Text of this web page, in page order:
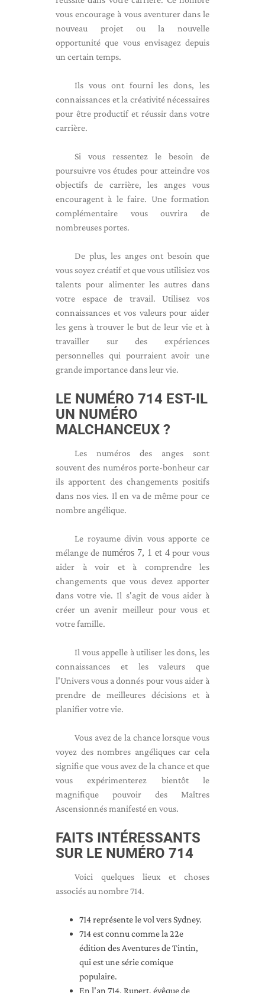
vous encourage à vous aventurer dans le
nouveau projet ou la nouvelle
opportunité que vous envisagez depuis
un certain temps.
Ils vous ont fourni les dons, les
connaissances et la créativité nécessaires
pour être productif et réussir dans votre
carrière.
Si vous ressentez le besoin de
poursuivre vos études pour atteindre vos
objectifs de carrière, les anges vous
encouragent à le faire. Une formation
complémentaire vous ouvrira de
nombreuses portes.
De plus, les anges ont besoin que
vous soyez créatif et que vous utilisiez vos
talents pour alimenter les autres dans
votre espace de travail. Utilisez vos
connaissances et vos valeurs pour aider
les gens à trouver le but de leur vie et à
travailler sur des expériences
personnelles qui pourraient avoir une
grande importance dans leur vie.
LE NUMÉRO 714 EST-IL
UN NUMÉRO
MALCHANCEUX ?
Les numéros des anges sont
souvent des numéros porte-bonheur car
ils apportent des changements positifs
dans nos vies. Il en va de même pour ce
nombre angélique.
Le royaume divin vous apporte ce
mélange de numéros 7, 1 et 4pour vous
aider à voir et à comprendre les
changements que vous devez apporter
dans votre vie. Il s'agit de vous aider à
créer un avenir meilleur pour vous et
votre famille.
Il vous appelle à utiliser les dons, les
connaissances et les valeurs que
l'Univers vous a donnés pour vous aider à
prendre de meilleures décisions et à
planifier votre vie.
Vous avez de la chance lorsque vous
voyez des nombres angéliques car cela
signifie que vous avez de la chance et que
vous expérimenterez bientôt le
magnifique pouvoir des Maîtres
Ascensionnés manifesté en vous.
FAITS INTÉRESSANTS
SUR LE NUMÉRO 714
Voici quelques lieux et choses
associés au nombre 714.
714 représente le vol vers Sydney.
714 est connu comme la 22e
édition des Aventures de Tintin,
qui est une série comique
populaire.
En l'an 714, Rupert, évêque de